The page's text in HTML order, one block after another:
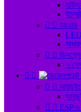
  ডায়োড
 
৭
 
 
  ESP